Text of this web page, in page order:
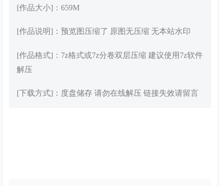
[作品大小]：659M
[作品说明]：预览图压缩了 原图无压缩 无本站水印
[作品格式]：7z格式或7z分卷双层压缩 建议使用7z软件
解压
[下载方式]：度盘储存 请勿在线解压 链接失效请留言